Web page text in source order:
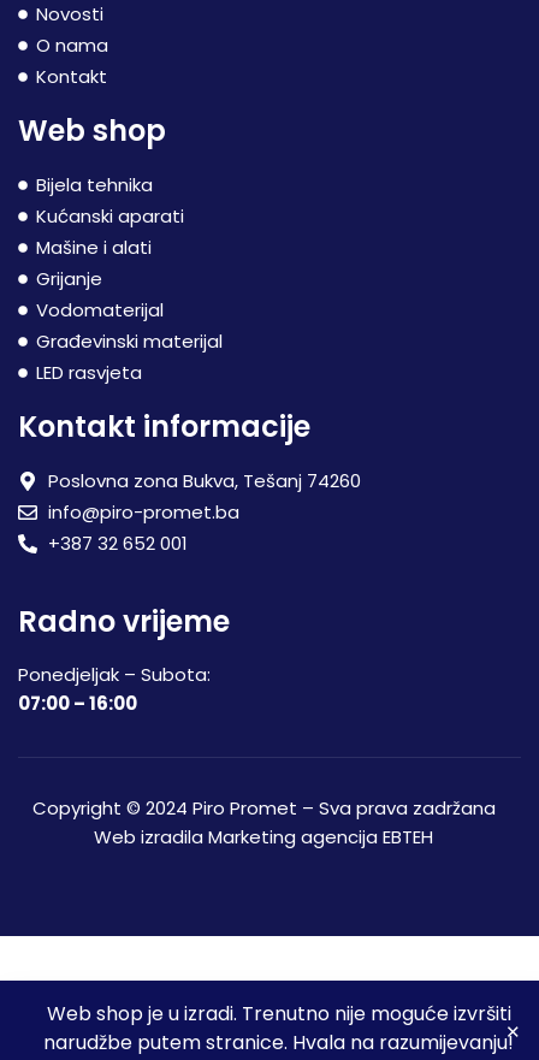
Web shop je u izradi. Trenutno nije moguće izvršiti
narudžbe putem stranice. Hvala na razumijevanju!
Novosti
O nama
Kontakt
Web shop
Bijela tehnika
Kućanski aparati
Mašine i alati
Grijanje
Vodomaterijal
Građevinski materijal
LED rasvjeta
Kontakt informacije
Poslovna zona Bukva, Tešanj 74260
info@piro-promet.ba
+387 32 652 001
Radno vrijeme
Ponedjeljak – Subota:
07:00 – 16:00
Copyright © 2024 Piro Promet – Sva prava zadržana
Web izradila Marketing agencija EBTEH